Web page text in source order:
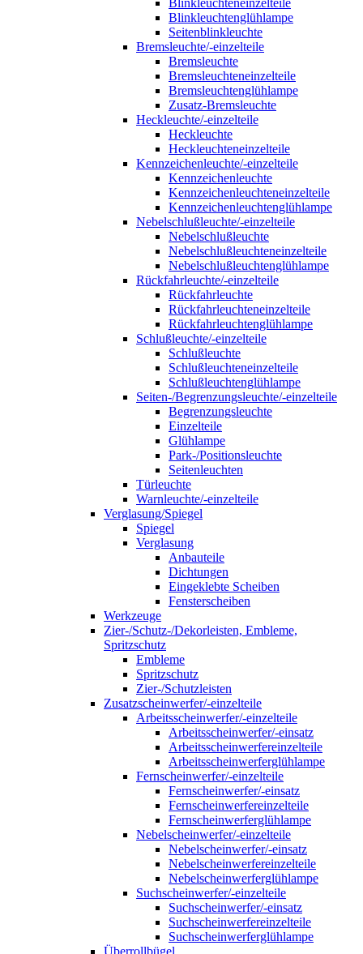
Blinkleuchteneinzelteile
Blinkleuchtenglühlampe
Seitenblinkleuchte
Bremsleuchte/-einzelteile
Bremsleuchte
Bremsleuchteneinzelteile
Bremsleuchtenglühlampe
Zusatz-Bremsleuchte
Heckleuchte/-einzelteile
Heckleuchte
Heckleuchteneinzelteile
Kennzeichenleuchte/-einzelteile
Kennzeichenleuchte
Kennzeichenleuchteneinzelteile
Kennzeichenleuchtenglühlampe
Nebelschlußleuchte/-einzelteile
Nebelschlußleuchte
Nebelschlußleuchteneinzelteile
Nebelschlußleuchtenglühlampe
Rückfahrleuchte/-einzelteile
Rückfahrleuchte
Rückfahrleuchteneinzelteile
Rückfahrleuchtenglühlampe
Schlußleuchte/-einzelteile
Schlußleuchte
Schlußleuchteneinzelteile
Schlußleuchtenglühlampe
Seiten-/Begrenzungsleuchte/-einzelteile
Begrenzungsleuchte
Einzelteile
Glühlampe
Park-/Positionsleuchte
Seitenleuchten
Türleuchte
Warnleuchte/-einzelteile
Verglasung/Spiegel
Spiegel
Verglasung
Anbauteile
Dichtungen
Eingeklebte Scheiben
Fensterscheiben
Werkzeuge
Zier-/Schutz-/Dekorleisten, Embleme,
Spritzschutz
Embleme
Spritzschutz
Zier-/Schutzleisten
Zusatzscheinwerfer/-einzelteile
Arbeitsscheinwerfer/-einzelteile
Arbeitsscheinwerfer/-einsatz
Arbeitsscheinwerfereinzelteile
Arbeitsscheinwerferglühlampe
Fernscheinwerfer/-einzelteile
Fernscheinwerfer/-einsatz
Fernscheinwerfereinzelteile
Fernscheinwerferglühlampe
Nebelscheinwerfer/-einzelteile
Nebelscheinwerfer/-einsatz
Nebelscheinwerfereinzelteile
Nebelscheinwerferglühlampe
Suchscheinwerfer/-einzelteile
Suchscheinwerfer/-einsatz
Suchscheinwerfereinzelteile
Suchscheinwerferglühlampe
Überrollbügel